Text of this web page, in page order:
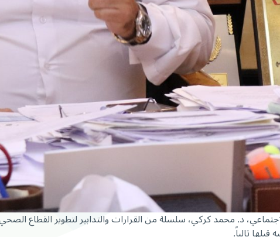
د. محمد كركي، سلسلة من القرارات والتدابير لتطوير القطاع